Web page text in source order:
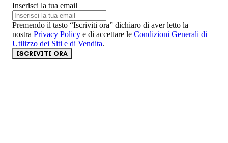
Inserisci la tua email
Premendo il tasto “Iscriviti ora” dichiaro di aver letto la
nostra Privacy Policy e di accettare le Condizioni Generali di
Utilizzo dei Siti e di Vendita.
ISCRIVITI ORA